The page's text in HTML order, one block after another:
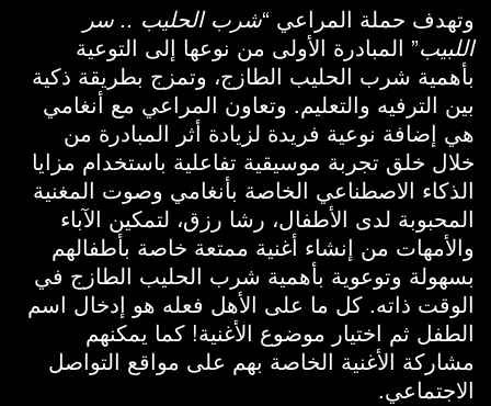
وتهدف حملة المراعي “شرب الحليب .. سر
اللبيب” المبادرة الأولى من نوعها إلى التوعية
بأهمية شرب الحليب الطازج، وتمزج بطريقة ذكية
بين الترفيه والتعليم. وتعاون المراعي مع أنغامي
هي إضافة نوعية فريدة لزيادة أثر المبادرة من
خلال خلق تجربة موسيقية تفاعلية باستخدام مزايا
الذكاء الاصطناعي الخاصة بأنغامي وصوت المغنية
المحبوبة لدى الأطفال، رشا رزق، لتمكين الآباء
والأمهات من إنشاء أغنية ممتعة خاصة بأطفالهم
بسهولة وتوعوية بأهمية شرب الحليب الطازج في
الوقت ذاته. كل ما على الأهل فعله هو إدخال اسم
الطفل ثم اختيار موضوع الأغنية! كما يمكنهم
مشاركة الأغنية الخاصة بهم على مواقع التواصل
الاجتماعي.